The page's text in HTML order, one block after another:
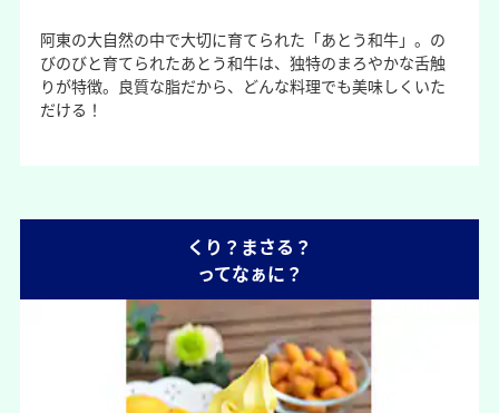
阿東の大自然の中で大切に育てられた「あとう和牛」。の
びのびと育てられたあとう和牛は、独特のまろやかな舌触
りが特徴。良質な脂だから、どんな料理でも美味しくいた
だける！
くり？まさる？
ってなぁに？